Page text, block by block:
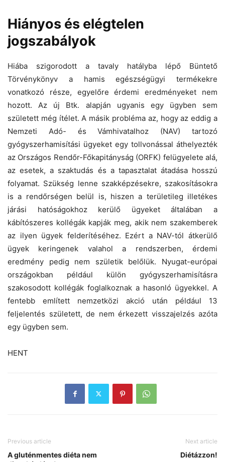
Hiányos és elégtelen
jogszabályok
Hiába szigorodott a tavaly hatályba lépő Büntető
Törvénykönyv a hamis egészségügyi termékekre
vonatkozó része, egyelőre érdemi eredményeket nem
hozott. Az új Btk. alapján ugyanis egy ügyben sem
született még ítélet. A másik probléma az, hogy az eddig a
Nemzeti Adó- és Vámhivatalhoz (NAV) tartozó
gyógyszerhamisítási ügyeket egy tollvonással áthelyezték
az Országos Rendőr-Főkapitányság (ORFK) felügyelete alá,
az esetek, a szaktudás és a tapasztalat átadása hosszú
folyamat. Szükség lenne szakképzésekre, szakosításokra
is a rendőrségen belül is, hiszen a területileg illetékes
járási hatóságokhoz kerülő ügyeket általában a
kábítószeres kollégák kapják meg, akik nem szakemberek
az ilyen ügyek felderítéséhez. Ezért a NAV-tól átkerülő
ügyek keringenek valahol a rendszerben, érdemi
eredmény pedig nem születik belőlük. Nyugat-európai
országokban például külön gyógyszerhamisításra
szakosodott kollégák foglalkoznak a hasonló ügyekkel. A
fentebb említett nemzetközi akció után például 13
feljelentés született, de nem érkezett visszajelzés azóta
egy ügyben sem.
HENT
Previous article
A gluténmentes diéta nem
Next article
Diétázzon!